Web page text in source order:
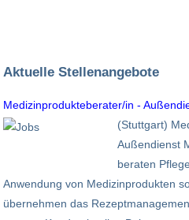
Aktuelle Stellenangebote
Medizinprodukteberater/in -
(Stuttgart)
Außendienst
beraten
Anwendung von Medizinprodukten
übernehmen das